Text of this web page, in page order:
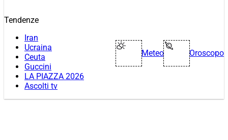
Tendenze
Iran
Ucraina
Ceuta
Guccini
LA PIAZZA 2026
Ascolti tv
Meteo Oroscopo